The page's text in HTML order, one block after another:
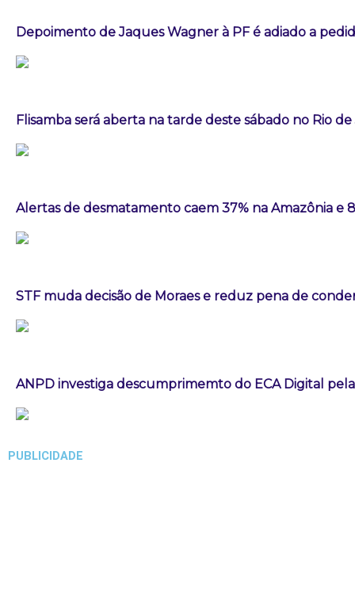
Depoimento de Jaques Wagner à PF é adiado a
Flisamba será aberta na tarde deste sábado no Rio
Alertas de desmatamento caem 37% na Amazônia e
STF muda decisão de Moraes e reduz pena de
ANPD investiga descumprimemto do ECA Digital
PUBLICIDADE